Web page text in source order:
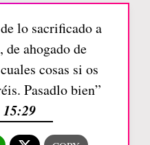
lo sacrificado a
de ahogado de
cosas si os
Pasadlo bien”